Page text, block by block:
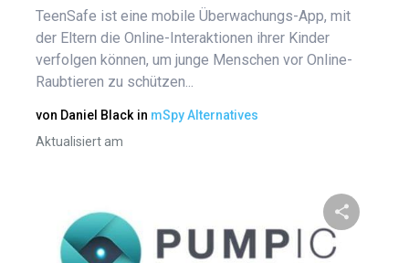
TeenSafe ist eine mobile Überwachungs-App, mit
der Eltern die Online-Interaktionen ihrer Kinder
verfolgen können, um junge Menschen vor Online-
Raubtieren zu schützen...
von Daniel Black in mSpy Alternatives
Aktualisiert am